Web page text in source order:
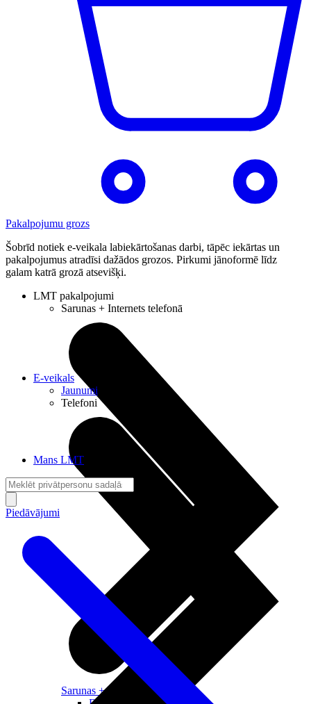
Pakalpojumu grozs
Šobrīd notiek e-veikala labiekārtošanas darbi, tāpēc iekārtas un
pakalpojumus atradīsi dažādos grozos. Pirkumi jānoformē līdz
galam katrā grozā atsevišķi.
LMT pakalpojumi
Sarunas + Internets telefonā
Sarunas + Internets
E-veikals
Jaunumi
Telefoni
Mans LMT
Piedāvājumi